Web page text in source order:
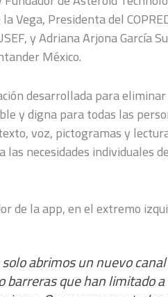
Vega, Presidenta del
y Adriana Arjona García
México.
desarrollada para
y digna para todas las
voz, pictogramas y
necesidades individuales
de la app, en el extremo
solo abrimos un nuevo
que han limitado